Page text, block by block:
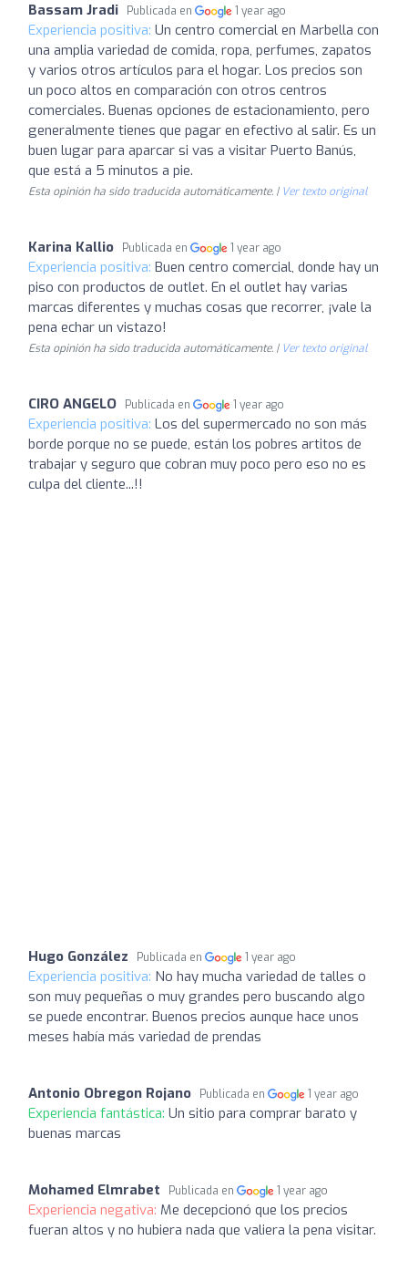
Bassam Jradi Publicada en 1 year ago
Experiencia positiva: Un centro comercial en Marbella con
una amplia variedad de comida, ropa, perfumes, zapatos
y varios otros artículos para el hogar. Los precios son
un poco altos en comparación con otros centros
comerciales. Buenas opciones de estacionamiento, pero
generalmente tienes que pagar en efectivo al salir. Es un
buen lugar para aparcar si vas a visitar Puerto Banús,
que está a 5 minutos a pie.
Esta opinión ha sido traducida automáticamente. | Ver texto original
Karina Kallio Publicada en 1 year ago
Experiencia positiva: Buen centro comercial, donde hay un
piso con productos de outlet. En el outlet hay varias
marcas diferentes y muchas cosas que recorrer, ¡vale la
pena echar un vistazo!
Esta opinión ha sido traducida automáticamente. | Ver texto original
CIRO ANGELO Publicada en 1 year ago
Experiencia positiva: Los del supermercado no son más
borde porque no se puede, están los pobres artitos de
trabajar y seguro que cobran muy poco pero eso no es
culpa del cliente...!!
Hugo González Publicada en 1 year ago
Experiencia positiva: No hay mucha variedad de talles o
son muy pequeñas o muy grandes pero buscando algo
se puede encontrar. Buenos precios aunque hace unos
meses había más variedad de prendas
Antonio Obregon Rojano Publicada en 1 year ago
Experiencia fantástica: Un sitio para comprar barato y
buenas marcas
Mohamed Elmrabet Publicada en 1 year ago
Experiencia negativa: Me decepcionó que los precios
fueran altos y no hubiera nada que valiera la pena visitar.